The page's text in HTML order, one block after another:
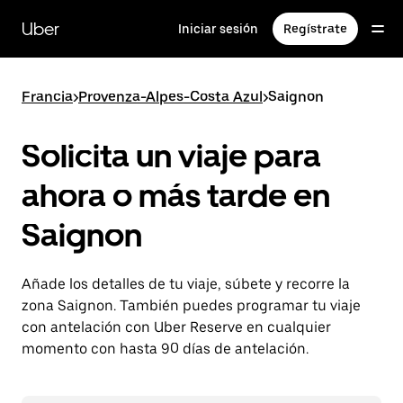
contenido
principal
Uber Iniciar sesión Regístrate
Francia>Provenza-Alpes-Costa Azul>Saignon
Solicita un viaje para
ahora o más tarde en
Saignon
Añade los detalles de tu viaje, súbete y recorre la
zona Saignon. También puedes programar tu viaje
con antelación con Uber Reserve en cualquier
momento con hasta 90 días de antelación.